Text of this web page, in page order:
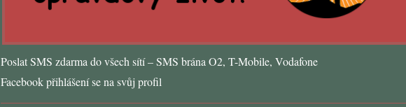
Poslat SMS zdarma do všech sítí – SMS brána O2, T-Mobile, Vodafone
Facebook přihlášení se na svůj profil